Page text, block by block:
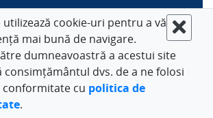
în calea productivității
este plină de sute de micro
Acestea sunt adesea tangibile (sau
distrageri vizuale, notificări
utilizează cookie-uri pentru a vă
mai bună de navigare.
dumneavoastră a acestui site
consimțământul dvs. de a ne folosi
cu politica de
.